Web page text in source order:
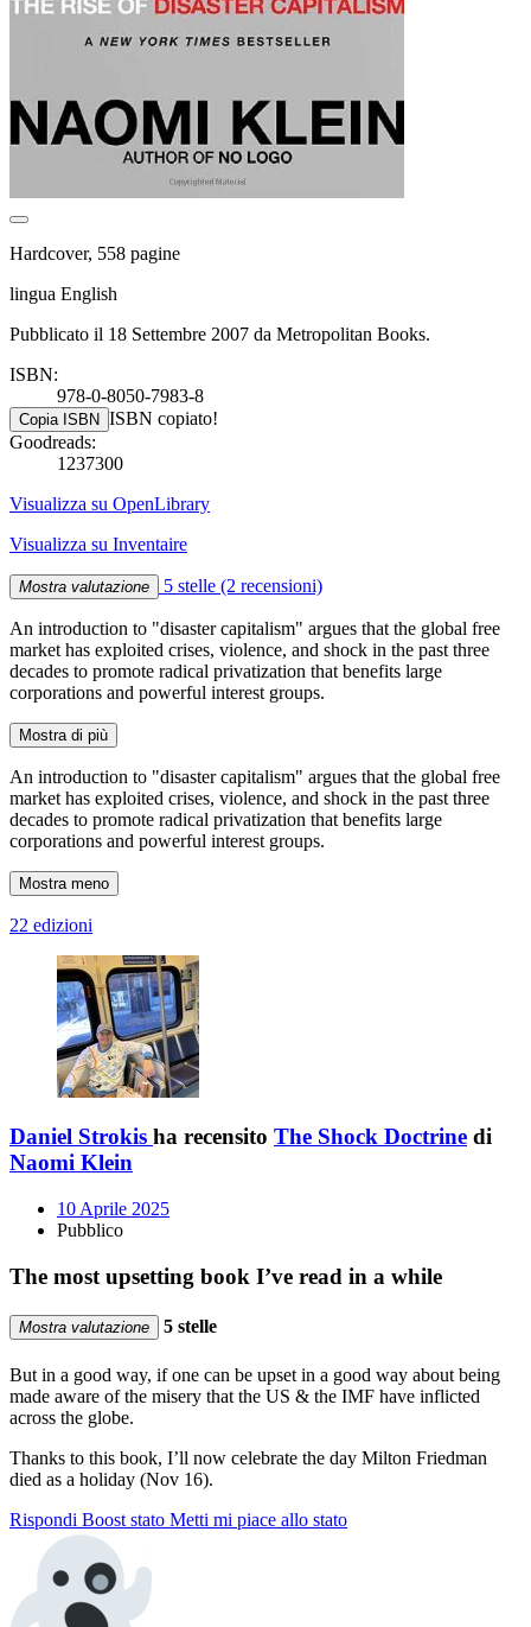
Hardcover, 558 pagine
lingua English
Pubblicato il 18 Settembre 2007 da Metropolitan Books.
ISBN:
978-0-8050-7983-8
Copia ISBN ISBN copiato!
Goodreads:
1237300
Visualizza su OpenLibrary
Visualizza su Inventaire
Mostra valutazione 5 stelle (2 recensioni)
An introduction to "disaster capitalism" argues that the global free
market has exploited crises, violence, and shock in the past three
decades to promote radical privatization that benefits large
corporations and powerful interest groups.
Mostra di più
An introduction to "disaster capitalism" argues that the global free
market has exploited crises, violence, and shock in the past three
decades to promote radical privatization that benefits large
corporations and powerful interest groups.
Mostra meno
22 edizioni
Daniel Strokis ha recensito The Shock Doctrine di
Naomi Klein
10 Aprile 2025
Pubblico
The most upsetting book I’ve read in a while
Mostra valutazione 5 stelle
But in a good way, if one can be upset in a good way about being
made aware of the misery that the US & the IMF have inflicted
across the globe.
Thanks to this book, I’ll now celebrate the day Milton Friedman
died as a holiday (Nov 16).
Rispondi Boost stato Metti mi piace allo stato